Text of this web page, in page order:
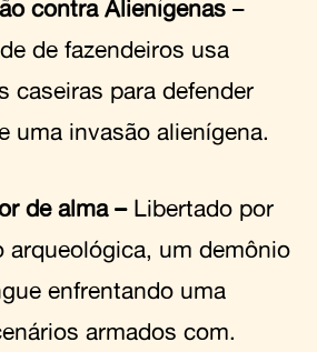
contra Alienígenas –
de fazendeiros usa
caseiras para defender
uma invasão alienígena.
de alma –Libertado por
arqueológica, um demônio
enfrentando uma
armados com.